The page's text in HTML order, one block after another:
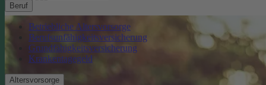
Beruf
Betriebliche Altersvorsorge
Berufsunfähigkeitsversicherung
Grundfähigkeitsversicherung
Krankentagegeld
Altersvorsorge